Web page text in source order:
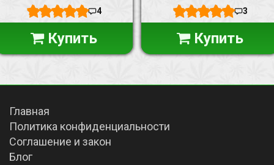
4
Купить
3
Купить
Главная
Политика конфиденциальности
Соглашение и закон
Блог